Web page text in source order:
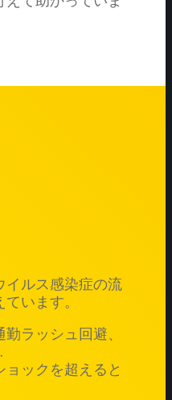
イルス感染症の流
います。
ラッシュ回避、
ックを超えると